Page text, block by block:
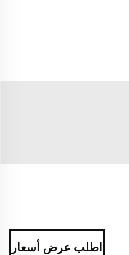
اطلب عرض أسعار